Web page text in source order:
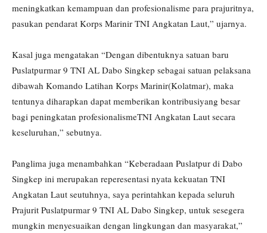
meningkatkan kemampuan dan profesionalisme para prajuritnya,
pasukan pendarat Korps Marinir TNI Angkatan Laut,” ujarnya.
Kasal juga mengatakan “Dengan dibentuknya satuan baru
Puslatpurmar 9 TNI AL Dabo Singkep sebagai satuan pelaksana
dibawah Komando Latihan Korps Marinir(Kolatmar), maka
tentunya diharapkan dapat memberikan kontribusiyang besar
bagi peningkatan profesionalismeTNI Angkatan Laut secara
keseluruhan,” sebutnya.
Panglima juga menambahkan “Keberadaan Puslatpur di Dabo
Singkep ini merupakan reperesentasi nyata kekuatan TNI
Angkatan Laut seutuhnya, saya perintahkan kepada seluruh
Prajurit Puslatpurmar 9 TNI AL Dabo Singkep, untuk sesegera
mungkin menyesuaikan dengan lingkungan dan masyarakat,”